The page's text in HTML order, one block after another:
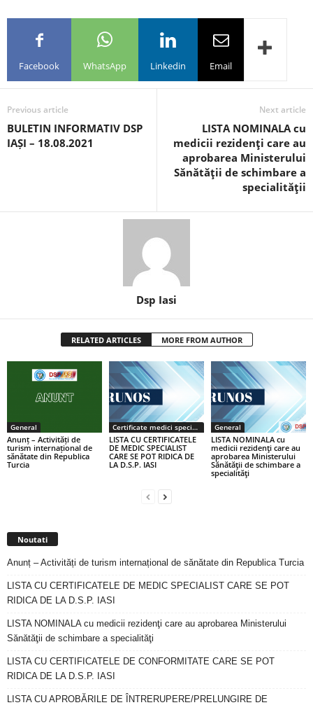
Facebook WhatsApp Linkedin Email
Previous article
BULETIN INFORMATIV DSP
IAȘI – 18.08.2021
Next article
LISTA NOMINALA cu
medicii rezidenţi care au
aprobarea Ministerului
Sănătăţii de schimbare a
specialităţii
Dsp Iasi
RELATED ARTICLES MORE FROM AUTHOR
General
Anunț – Activități de
turism internațional de
sănătate din Republica
Turcia
Certificate medici specialiști / primari
LISTA CU CERTIFICATELE
DE MEDIC SPECIALIST
CARE SE POT RIDICA DE
LA D.S.P. IASI
General
LISTA NOMINALA cu
medicii rezidenţi care au
aprobarea Ministerului
Sănătăţii de schimbare a
specialităţi
Noutati
Anunț – Activități de turism internațional de sănătate din Republica Turcia
LISTA CU CERTIFICATELE DE MEDIC SPECIALIST CARE SE POT
RIDICA DE LA D.S.P. IASI
LISTA NOMINALA cu medicii rezidenţi care au aprobarea Ministerului
Sănătăţii de schimbare a specialităţi
LISTA CU CERTIFICATELE DE CONFORMITATE CARE SE POT
RIDICA DE LA D.S.P. IASI
LISTA CU APROBĂRILE DE ÎNTRERUPERE/PRELUNGIRE DE